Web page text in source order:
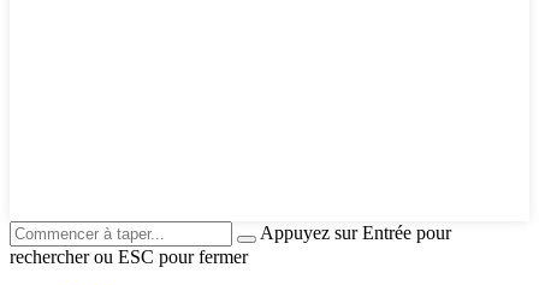
Appuyez sur Entrée pour
rechercher ou ESC pour fermer